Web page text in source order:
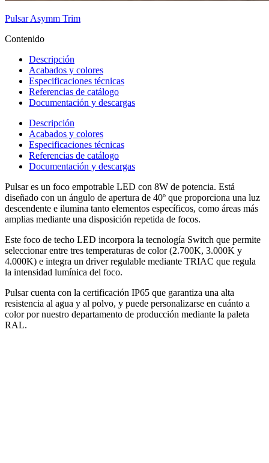
Pulsar Asymm Trim
Contenido
Descripción
Acabados y colores
Especificaciones técnicas
Referencias de catálogo
Documentación y descargas
Descripción
Acabados y colores
Especificaciones técnicas
Referencias de catálogo
Documentación y descargas
Pulsar es un foco empotrable LED con 8W de potencia. Está
diseñado con un ángulo de apertura de 40º que proporciona una luz
descendente e ilumina tanto elementos específicos, como áreas más
amplias mediante una disposición repetida de focos.
Este foco de techo LED incorpora la tecnología Switch que permite
seleccionar entre tres temperaturas de color (2.700K, 3.000K y
4.000K) e integra un driver regulable mediante TRIAC que regula
la intensidad lumínica del foco.
Pulsar cuenta con la certificación IP65 que garantiza una alta
resistencia al agua y al polvo, y puede personalizarse en cuánto a
color por nuestro departamento de producción mediante la paleta
RAL.